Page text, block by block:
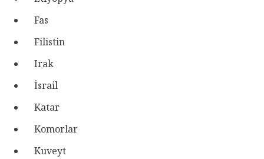
Fas
Filistin
Irak
İsrail
Katar
Komorlar
Kuveyt